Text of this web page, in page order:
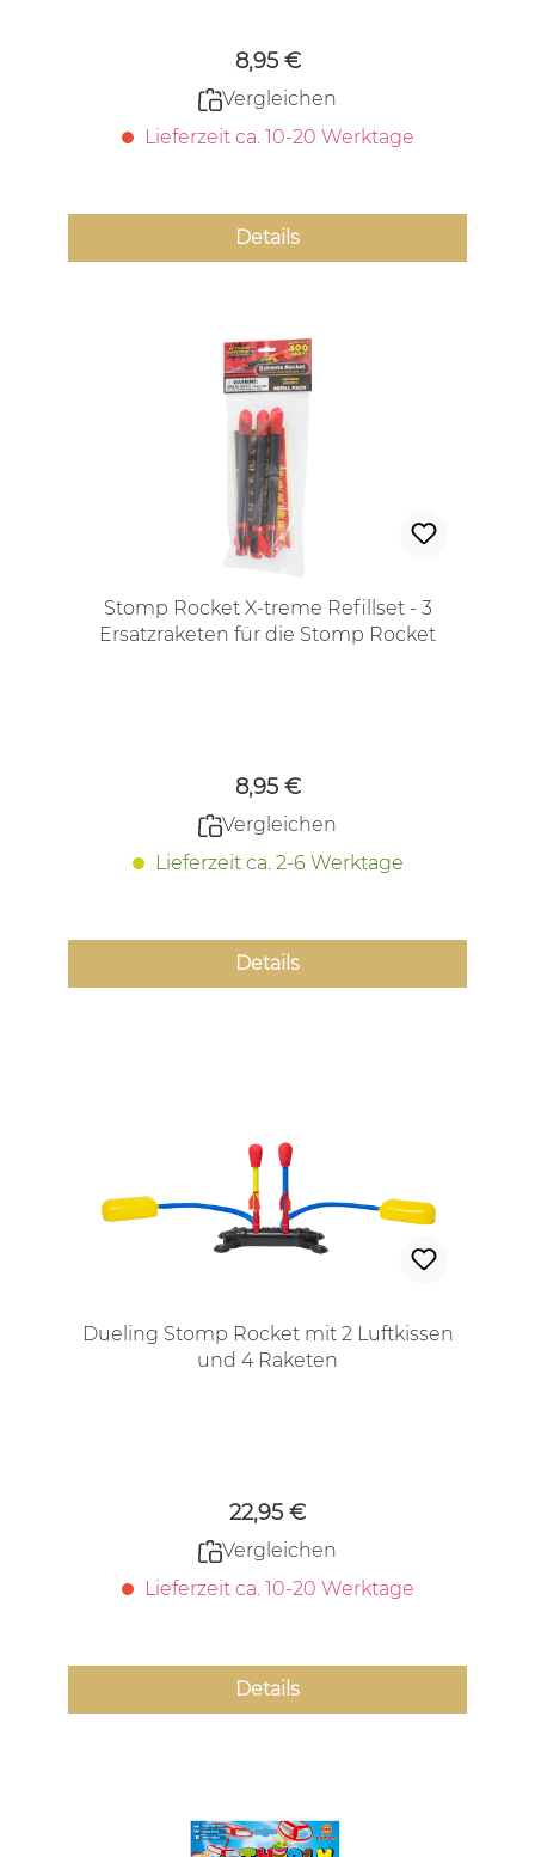
8,95 €
Vergleichen
Lieferzeit ca. 10-20 Werktage
Details
Stomp Rocket X-treme Refillset - 3
Ersatzraketen für die Stomp Rocket
8,95 €
Vergleichen
Lieferzeit ca. 2-6 Werktage
Details
Dueling Stomp Rocket mit 2 Luftkissen
und 4 Raketen
22,95 €
Vergleichen
Lieferzeit ca. 10-20 Werktage
Details